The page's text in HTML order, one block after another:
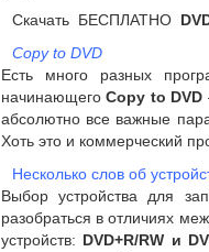
Скачать БЕСПЛАТНО
Copy to DVD
Есть много разных
начинающего Copy to DVD
абсолютно все важные
Хоть это и коммерческий
Несколько слов об
Выбор устройства для
разобраться в отличиях
устройств: DVD+R/RW и